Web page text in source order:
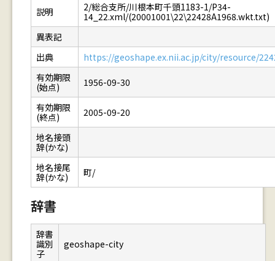
説明
2/総合支所/川根本町千頭1183-1/P34-
14_22.xml/(20001001\22\22428A1968.wkt.txt)
異表記
出典
https://geoshape.ex.nii.ac.jp/city/resource/
有効期限
(始点)
1956-09-30
有効期限
(終点)
2005-09-20
地名接頭
辞(かな)
地名接尾
辞(かな)
町/
辞書
辞書
識別
子
geoshape-city